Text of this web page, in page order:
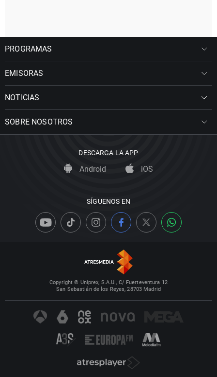
PROGRAMAS
EMISORAS
NOTICIAS
SOBRE NOSOTROS
DESCARGA LA APP
Android iOS
SÍGUENOS EN
Copyright © Uniprex, S.A.U., C/ Fuerteventura 12
San Sebastián de los Reyes, 28703 Madrid